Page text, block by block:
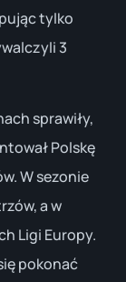
tylko
3
sprawiły,
Polskę
W sezonie
a w
Ligi Europy.
pokonać